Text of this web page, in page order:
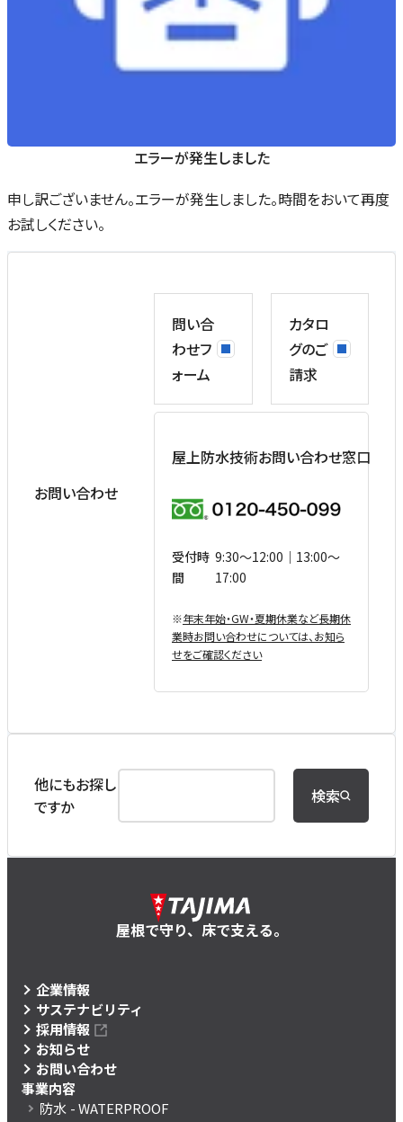
エラーが発生しました
申し訳ございません。エラーが発生しました。時間をおいて再度
お試しください。
お問い合わせ
問い合
わせフ
ォーム
カタロ
グのご
請求
屋上防水技術お問い合わせ窓口
受付時
間
9:30〜12:00｜13:00〜
17:00
※年末年始・GW・夏期休業など⻑期休
業時お問い合わせについては、お知ら
せをご確認ください
他にもお探し
ですか
検索
屋根で守り、床で支える。
企業情報
サステナビリティ
採用情報
お知らせ
お問い合わせ
事業内容
防水 - WATERPROOF